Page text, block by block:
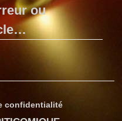
ou
confidentialité